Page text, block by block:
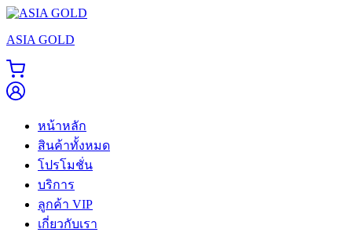
Skip
content
ASIA GOLD
หน้าหลัก
สินค้าทั้งหมด
โปรโมชั่น
บริการ
ลูกค้า VIP
เกี่ยวกับเรา